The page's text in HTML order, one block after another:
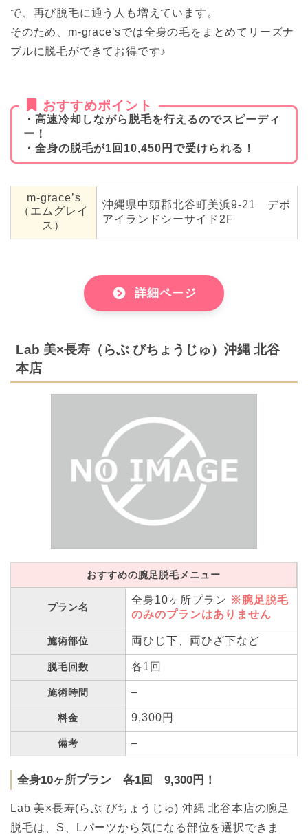
で、再び脱毛に通う人も増えています。
そのため、m-grace’sでは全身の毛をまとめてリーズナ
ブルに脱毛ができてお得です♪
おすすめポイント
・高速冷却しながら脱毛を行えるのでスピーディ
ー！
・全身の脱毛が1回10,450円で受けられる！
m-grace’s
（エムグレイ
ス）
沖縄県中頭郡北谷町美浜9-21 デポ
アイランドシーサイド2F
詳細ページ
Lab 美×長寿（らぶ びちょうじゅ）沖縄 北谷
本店
おすすめの腕足脱毛メニュー
プラン名
全身10ヶ所プラン ※腕足脱毛
のみのプランはありません
施術部位 両ひじ下、両ひざ下など
脱毛回数 各1回
施術時間 –
料金 9,300円
備考 –
全身10ヶ所プラン 各1回 9,300円！
Lab 美×長寿(らぶ びちょうじゅ) 沖縄 北谷本店の腕足
脱毛は、S、Lパーツから気になる部位を選択できま